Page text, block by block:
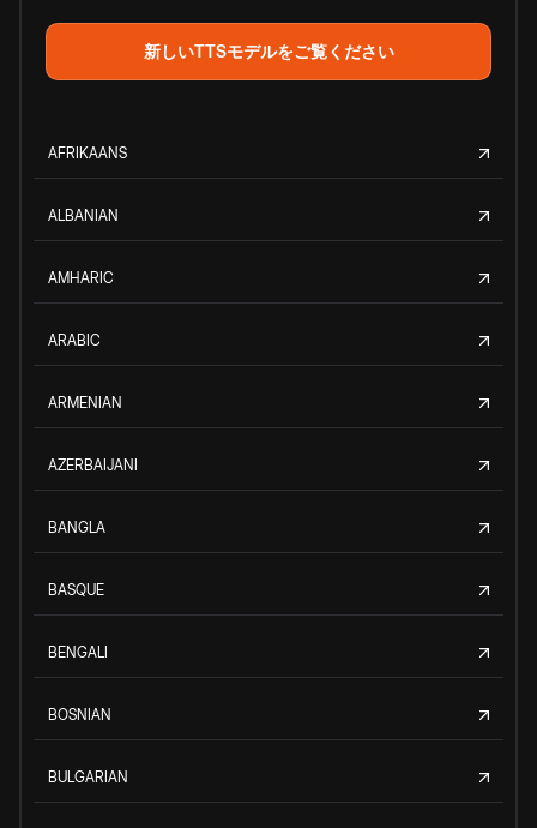
新しいTTSモデルをご覧ください
AFRIKAANS
ALBANIAN
AMHARIC
ARABIC
ARMENIAN
AZERBAIJANI
BANGLA
BASQUE
BENGALI
BOSNIAN
BULGARIAN